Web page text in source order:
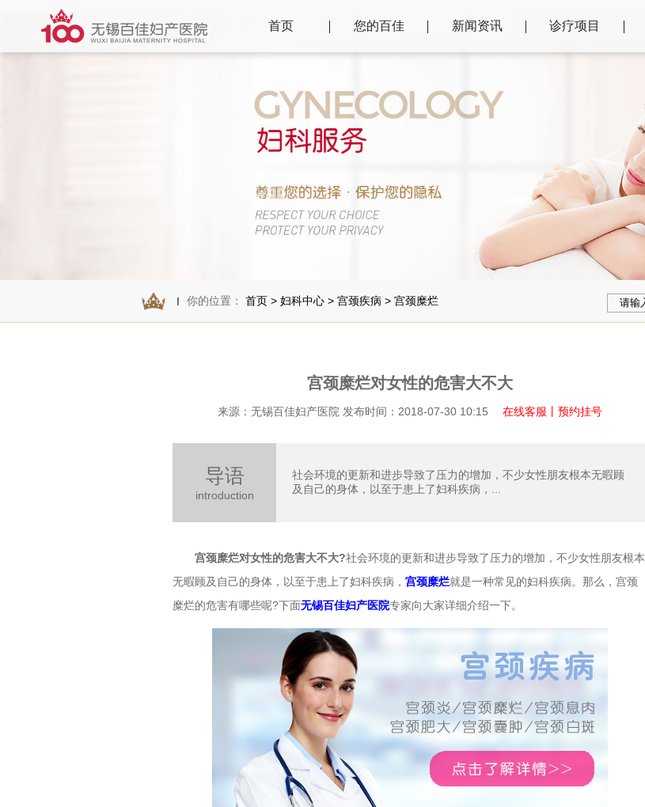
首页 您的百佳 新闻资讯 诊疗项目
你的位置： 首页 > 妇科中心 > 宫颈疾病 > 宫颈糜烂
宫颈糜烂对女性的危害大不大
来源：无锡百佳妇产医院 发布时间：2018-07-30 10:15 在线客服丨预约挂号
导语
introduction
社会环境的更新和进步导致了压力的增加，不少女性朋友根本无暇顾
及自己的身体，以至于患上了妇科疾病，...
宫颈糜烂对女性的危害大不大?社会环境的更新和进步导致了压力的增加，不少女性朋友根本
无暇顾及自己的身体，以至于患上了妇科疾病， 宫颈糜烂就是一种常见的妇科疾病。那么，宫颈
糜烂的危害有哪些呢?下面无锡百佳妇产医院专家向大家详细介绍一下。